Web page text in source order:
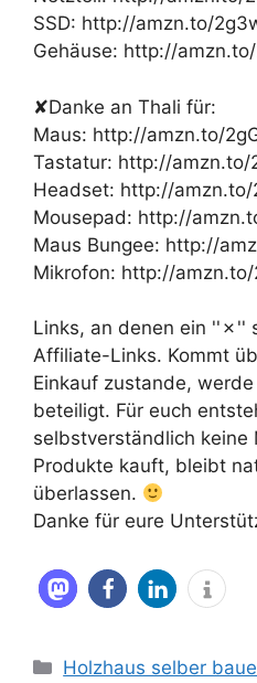
SSD: http://amzn.to/
Gehäuse: http://
✘Danke an Thali für:
Maus: http://amzn.to/
Tastatur: http://amzn.to/
Headset: http://amzn.to/
Mousepad: http://
Maus Bungee: http://
Mikrofon: http://amzn.to/
Links, an denen ein ''✗''
Affiliate-Links. Kommt
Einkauf zustande,
beteiligt. Für euch
selbstverständlich keine
Produkte kauft, bleibt
überlassen.
Danke für eure
Kategorien
Holzhaus selber